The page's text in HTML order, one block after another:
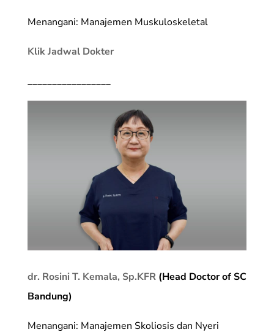
Menangani: Manajemen Muskuloskeletal
Klik Jadwal Dokter
_________________
dr. Rosini T. Kemala, Sp.KFR(Head Doctor of SC
Bandung)
Menangani: Manajemen Skoliosis dan Nyeri